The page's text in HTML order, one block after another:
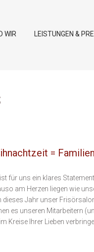
WIR LEISTUNGEN &
=
für uns ein klares
am Herzen liegen wie
dieses Jahr unser
es unseren Mitarbeitern
Kreise Ihrer Lieben